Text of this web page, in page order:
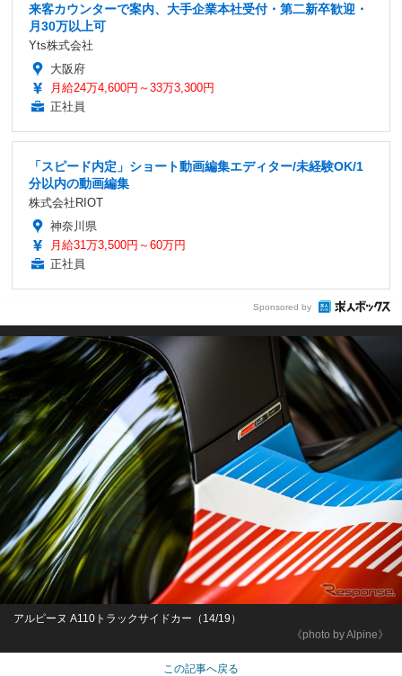
来客カウンターで案内、大手企業本社受付・第二新卒歓迎・
月30万以上可
Yts株式会社
大阪府
月給24万4,600円～33万3,300円
正社員
「スピード内定」ショート動画編集エディター/未経験OK/1
分以内の動画編集
株式会社RIOT
神奈川県
月給31万3,500円～60万円
正社員
Sponsored by
《photo by Alpine》
アルピーヌ A110トラックサイドカー（14/19）
この記事へ戻る